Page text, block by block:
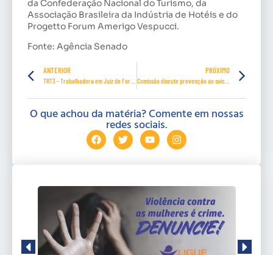
da Confederação Nacional do Turismo, da
Associação Brasileira da Indústria de Hotéis e do
Progetto Forum Amerigo Vespucci.
Fonte: Agência Senado
ANTERIOR PRÓXIMO
Comissão discute prevenção ao suicídio e à automutilação
O que achou da matéria? Comente em nossas
redes sociais.